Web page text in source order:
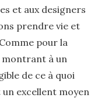
et aux designers
prendre vie et
pour la
à un
de ce à quoi
excellent moyen